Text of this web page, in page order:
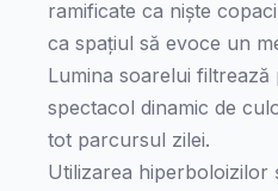
ramificate ca niște
ca spațiul să evoce un
Lumina soarelui
spectacol dinamic de
tot parcursul zilei.
Utilizarea hiperboloizilor